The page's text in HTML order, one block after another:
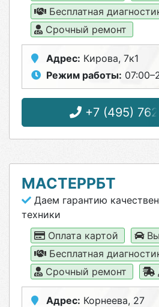
Бесплатная
Срочный ремонт
Адрес: Кирова, 7к1
Режим работы:
+7 (495)
МАСТЕРРБТ
Даем гарантию
техники
Оплата картой
Бесплатная
Срочный ремонт
Адрес: Корнеева, 27